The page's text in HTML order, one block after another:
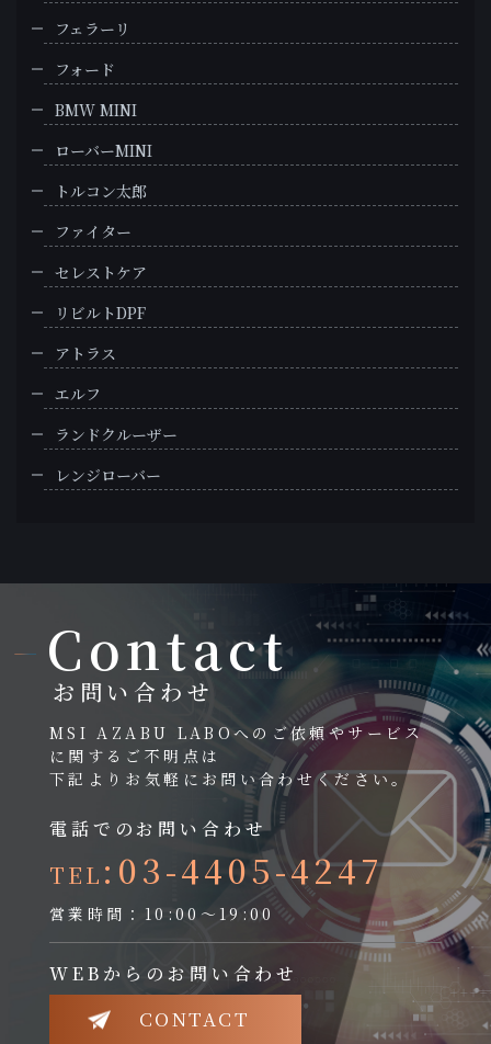
フェラーリ
フォード
BMW MINI
ローバーMINI
トルコン太郎
ファイター
セレストケア
リビルトDPF
アトラス
エルフ
ランドクルーザー
レンジローバー
Contact
お問い合わせ
MSI AZABU LABOへのご依頼やサービス
に関するご不明点は
下記よりお気軽にお問い合わせください。
電話でのお問い合わせ
TEL :03-4405-4247
営業時間：10:00～19:00
WEBからのお問い合わせ
CONTACT